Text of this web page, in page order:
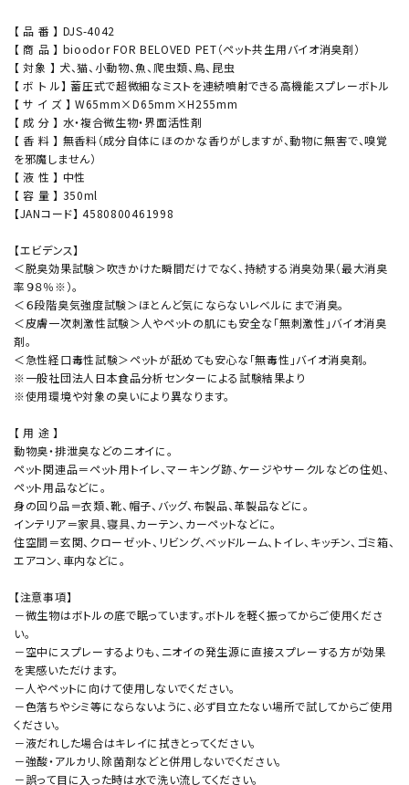
【 品 番 】 DJS-4042
【 商 品 】 bioodor FOR BELOVED PET（ペット共生用バイオ消臭剤）
【 対象 】 犬、猫、小動物、魚、爬虫類、鳥、昆虫
【 ボ ト ル】 蓄圧式で超微細なミストを連続噴射できる高機能スプレーボトル
【 サ イ ズ 】 W65mm×D65mm×H255mm
【 成 分 】 水・複合微生物・界面活性剤
【 香 料 】 無香料（成分自体にほのかな香りがしますが、動物に無害で、嗅覚
を邪魔しません）
【 液 性 】 中性
【 容 量 】 350ml
【JANコード】 4580800461998
【エビデンス】
＜脱臭効果試験＞吹きかけた瞬間だけでなく、持続する消臭効果（最大消臭
率９８％※）。
＜６段階臭気強度試験＞ほとんど気にならないレベルにまで消臭。
＜皮膚一次刺激性試験＞人やペットの肌にも安全な「無刺激性」バイオ消臭
剤。
＜急性経口毒性試験＞ペットが舐めても安心な「無毒性」バイオ消臭剤。
※一般社団法人日本食品分析センターによる試験結果より
※使用環境や対象の臭いにより異なります。
【 用 途 】
動物臭・排泄臭などのニオイに。
ペット関連品＝ペット用トイレ、マーキング跡、ケージやサークルなどの住処、
ペット用品などに。
身の回り品＝衣類、靴、帽子、バッグ、布製品、革製品などに。
インテリア＝家具、寝具、カーテン、カーペットなどに。
住空間＝玄関、クローゼット、リビング、ベッドルーム、トイレ、キッチン、ゴミ箱、
エアコン、車内などに。
【注意事項】
－微生物はボトルの底で眠っています。ボトルを軽く振ってからご使用くださ
い。
－空中にスプレーするよりも、ニオイの発生源に直接スプレーする方が効果
を実感いただけます。
－人やペットに向けて使用しないでください。
－色落ちやシミ等にならないように、必ず目立たない場所で試してからご使用
ください。
－液だれした場合はキレイに拭きとってください。
－強酸・アルカリ、除菌剤などと併用しないでください。
－誤って目に入った時は水で洗い流してください。